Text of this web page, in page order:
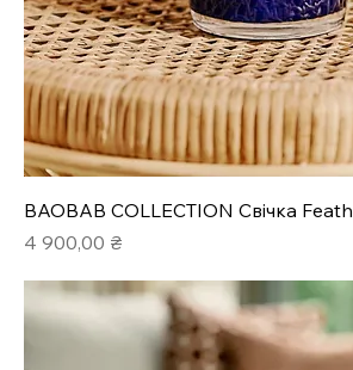
BAOBAB COLLECTION Свічка
Ціна
4 900,00 ₴